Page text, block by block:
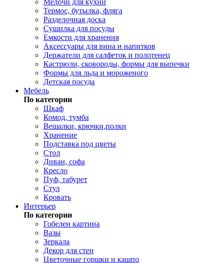
Мелочи для кухни
Термос, бутылка, фляга
Разделочная доска
Сушилка для посуды
Емкости для хранения
Аксессуары для вина и напитков
Держатели для салфеток и полотенец
Кастрюли, сковороды, формы для выпечки
Формы для льда и мороженого
Детская посуда
Мебель
По категории
Шкаф
Комод, тумба
Вешалки, крючки,полки
Хранение
Подставка под цветы
Стол
Диван, софа
Кресло
Пуф, табурет
Стул
Кровать
Интерьер
По категории
Гобелен картина
Вазы
Зеркала
Декор для стен
Цветочные горшки и кашпо